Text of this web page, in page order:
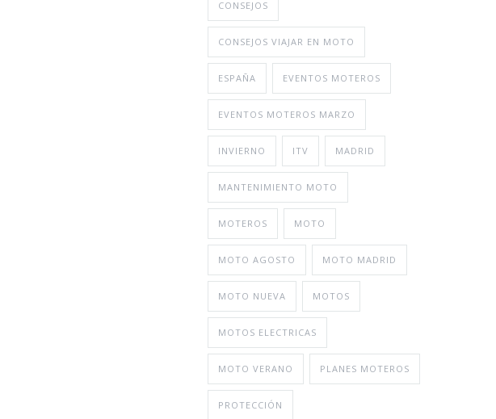
CONSEJOS
CONSEJOS VIAJAR EN MOTO
ESPAÑA EVENTOS MOTEROS
EVENTOS MOTEROS MARZO
INVIERNO ITV MADRID
MANTENIMIENTO MOTO
MOTEROS MOTO
MOTO AGOSTO MOTO MADRID
MOTO NUEVA MOTOS
MOTOS ELECTRICAS
MOTO VERANO PLANES MOTEROS
PROTECCIÓN